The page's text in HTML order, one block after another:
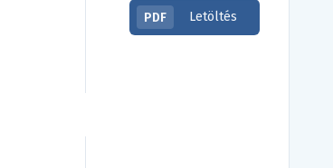
PDF Letöltés